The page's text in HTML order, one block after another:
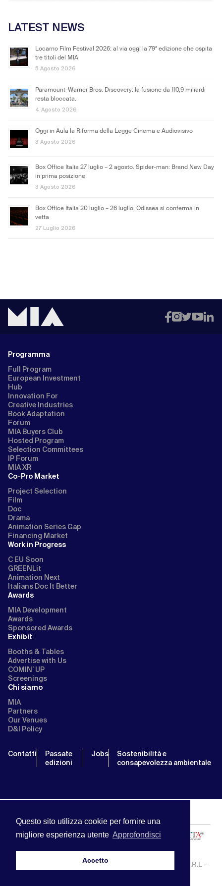
Questo sito utilizza cookie per fornire una
migliore esperienza utente Approfondisci
Accetto
LATEST NEWS
Locarno Film Festival 2026: al via oggi la 79ª edizione che ospita
tre titoli del MIA
5 Agosto 2026
Paramount-Warner Bros. Discovery: la fusione da 110,9 miliardi
resta bloccata.
4 Agosto 2026
Oggi in Aula la Riforma della Legge Cinema e Audiovisivo
3 Agosto 2026
Box Office Italia 27 luglio – 2 agosto. Spider-man: Brand New Day
in prima posizione
3 Agosto 2026
Box Office Italia 20 luglio – 26 luglio. Odissea si conferma in
vetta
27 Luglio 2026
Programma
Full Program
European Investment
Hub
Innovation For
Creative Industries
Book Adaptation
Forum
MIA Buyers Club
Hosted Program
Selection Committees
IP Forum
MIA XR
Co-Pro Market
Project Selection
Film
Doc
Drama
Animation Series Gap
Financing Market
Work in Progress
C EU Soon
GREENLit
Animation Next
Italians Doc It Better
Awards
MIA Development
Awards
Sponsored Awards
Exhibit
Booths & Tables
Advertise with Us
COMIN’ UP
Screenings
Chi siamo
MIA
Partners
Our Venues
D&I Policy
Contatti
Passate
edizioni
Jobs
Sostenibilità e
consapevolezza ambientale
MIA | Mercato Internazionale Audiovisivo | APA SERVICE S.R.L –